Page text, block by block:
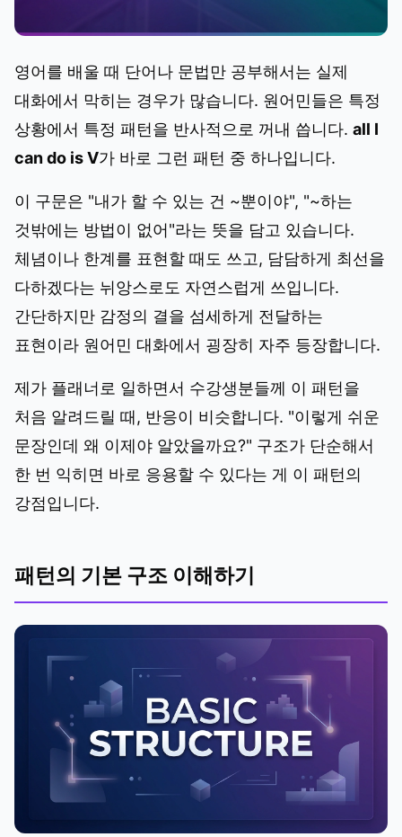
영어를 배울 때 단어나 문법만 공부해서는 실제
대화에서 막히는 경우가 많습니다. 원어민들은 특정
상황에서 특정 패턴을 반사적으로 꺼내 씁니다. all I
can do is V가 바로 그런 패턴 중 하나입니다.
이 구문은 "내가 할 수 있는 건 ~뿐이야", "~하는
것밖에는 방법이 없어"라는 뜻을 담고 있습니다.
체념이나 한계를 표현할 때도 쓰고, 담담하게 최선을
다하겠다는 뉘앙스로도 자연스럽게 쓰입니다.
간단하지만 감정의 결을 섬세하게 전달하는
표현이라 원어민 대화에서 굉장히 자주 등장합니다.
제가 플래너로 일하면서 수강생분들께 이 패턴을
처음 알려드릴 때, 반응이 비슷합니다. "이렇게 쉬운
문장인데 왜 이제야 알았을까요?" 구조가 단순해서
한 번 익히면 바로 응용할 수 있다는 게 이 패턴의
강점입니다.
패턴의 기본 구조 이해하기